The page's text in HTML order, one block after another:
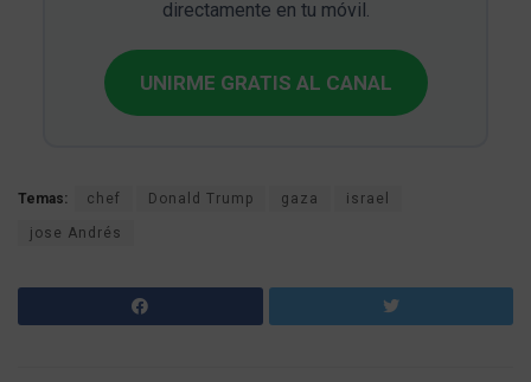
directamente en tu móvil.
UNIRME GRATIS AL CANAL
Temas: chef Donald Trump gaza israel
jose Andrés